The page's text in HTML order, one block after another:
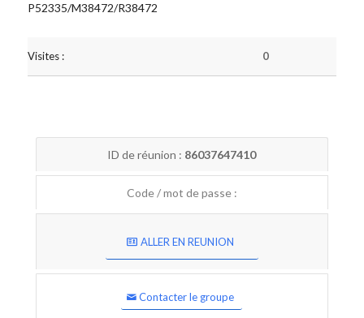
P52335/M38472/R38472
Visites : 0
ID de réunion : 86037647410
Code / mot de passe :
ALLER EN REUNION
Contacter le groupe